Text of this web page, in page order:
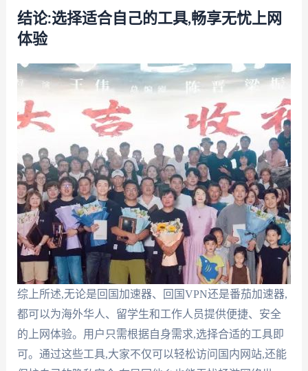
结论:选择适合自己的工具,畅享无忧上网
体验
综上所述,无论是回国加速器、回国VPN还是番茄加速器,
都可以为海外华人、留学生和工作人员提供便捷、安全
的上网体验。用户只需根据自身需求,选择合适的工具即
可。通过这些工具,大家不仅可以轻松访问国内网站,还能